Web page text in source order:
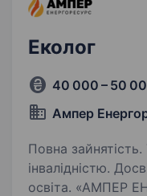
Еколог
40 000 – 50
Ампер
Повна
інвалідністю.
освіта. «АМПЕР ЕНЕРГОРЕСУРС» — компанія,